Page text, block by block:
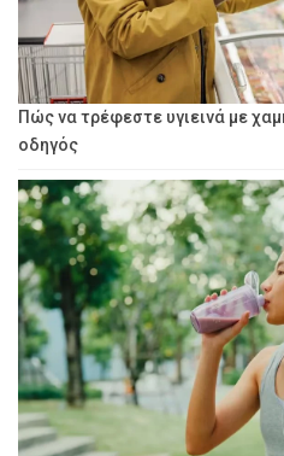
Πώς να τρέφεστε υγιεινά με
οδηγός